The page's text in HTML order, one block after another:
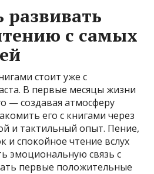
развивать
с самых
стоит уже с
В первые месяцы жизни
— создавая атмосферу
его с книгами через
и тактильный опыт. Пение,
и спокойное чтение вслух
эмоциональную связь с
первые положительные